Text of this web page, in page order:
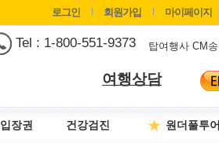
로그인 회원가입 마이페이지
탑여행사 CM송
여행상담
Tel : 1-800-551-9373
입장권 건강검진 원더풀투어